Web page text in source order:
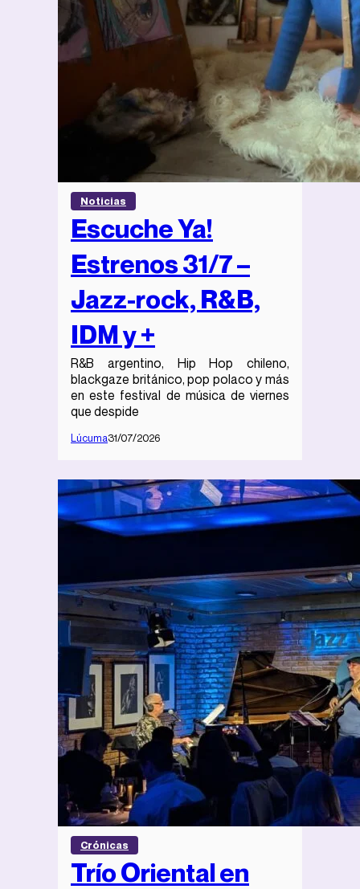
Noticias
Escuche Ya!
Estrenos 31/7 –
Jazz-rock, R&B,
IDM y +
R&B argentino, Hip Hop chileno,
blackgaze británico, pop polaco y más
en este festival de música de viernes
que despide
Lúcuma31/07/2026
Crónicas
Trío Oriental en